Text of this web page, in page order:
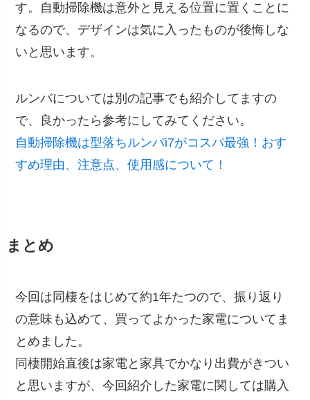
す。自動掃除機は意外と見える位置に置くことに
なるので、デザインは気に入ったものが後悔しな
いと思います。
ルンバについては別の記事でも紹介してますの
で、良かったら参考にしてみてください。
自動掃除機は型落ちルンバi7がコスパ最強！おす
すめ理由、注意点、使用感について！
まとめ
今回は同棲をはじめて約1年たつので、振り返り
の意味も込めて、買ってよかった家電についてま
とめました。
同棲開始直後は家電と家具でかなり出費がきつい
と思いますが、今回紹介した家電に関しては購入